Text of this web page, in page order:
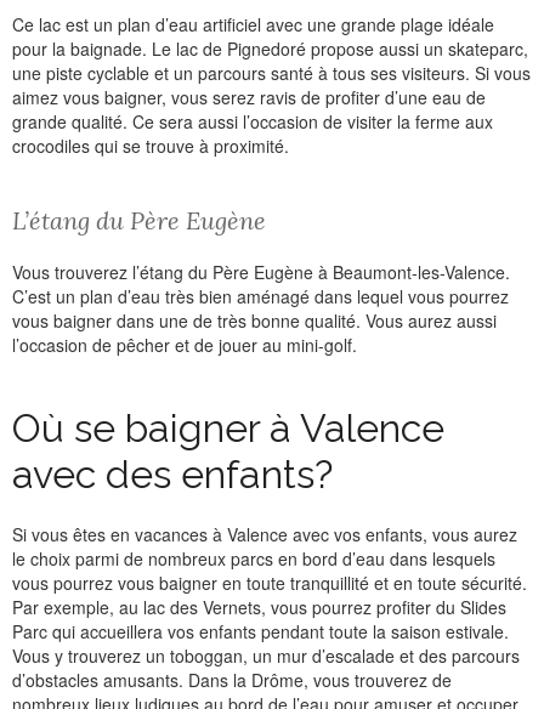
Ce lac est un plan d’eau artificiel avec une grande plage idéale
pour la baignade. Le lac de Pignedoré propose aussi un skateparc,
une piste cyclable et un parcours santé à tous ses visiteurs. Si vous
aimez vous baigner, vous serez ravis de profiter d’une eau de
grande qualité. Ce sera aussi l’occasion de visiter la ferme aux
crocodiles qui se trouve à proximité.
L’étang du Père Eugène
Vous trouverez l’étang du Père Eugène à Beaumont-les-Valence.
C’est un plan d’eau très bien aménagé dans lequel vous pourrez
vous baigner dans une de très bonne qualité. Vous aurez aussi
l’occasion de pêcher et de jouer au mini-golf.
Où se baigner à Valence
avec des enfants?
Si vous êtes en vacances à Valence avec vos enfants, vous aurez
le choix parmi de nombreux parcs en bord d’eau dans lesquels
vous pourrez vous baigner en toute tranquillité et en toute sécurité.
Par exemple, au lac des Vernets, vous pourrez profiter du Slides
Parc qui accueillera vos enfants pendant toute la saison estivale.
Vous y trouverez un toboggan, un mur d’escalade et des parcours
d’obstacles amusants. Dans la Drôme, vous trouverez de
nombreux lieux ludiques au bord de l’eau pour amuser et occuper